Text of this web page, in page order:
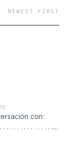
NEWEST FIRST
con:
. . . . . . . . . . . . . .